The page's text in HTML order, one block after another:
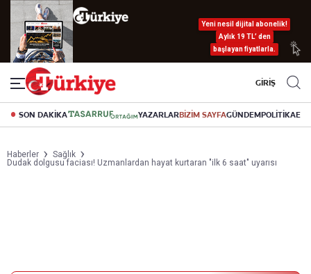
Yeni nesil dijital abonelik!
Aylık 19 TL’ den
başlayan fiyatlarla.
GİRİŞ
SON DAKİKA YAZARLARBİZİM SAYFAGÜNDEMPOLİTİKA
Haberler
Sağlık
Dudak dolgusu faciası! Uzmanlardan hayat kurtaran "ilk 6 saat" uyarısı